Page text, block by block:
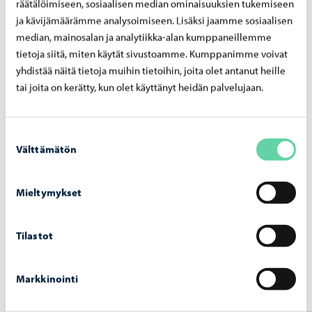
räätälöimiseen, sosiaalisen median ominaisuuksien tukemiseen
ja kävijämäärämme analysoimiseen. Lisäksi jaamme sosiaalisen
median, mainosalan ja analytiikka-alan kumppaneillemme
tietoja siitä, miten käytät sivustoamme. Kumppanimme voivat
yhdistää näitä tietoja muihin tietoihin, joita olet antanut heille
tai joita on kerätty, kun olet käyttänyt heidän palvelujaan.
valinta
Välttämätön
Mieltymykset
Tilastot
Markkinointi
Huomioi työnantajan velvoitteet
Perheen tulee suorittaa verokortin mukainen
ennakkopidätys maksamastaan palkasta. Kela
maksamastaan yksityisen hoidon tuesta.
ennakkopidätyksen yhteydessä.
eläkevakuutus – TyEL sekä lakisääteinen
sekä Eläketurvakeskuksesta.